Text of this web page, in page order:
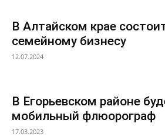
В Алтайском крае
семейному бизнесу
12.07.2024
В Егорьевском районе
мобильный флюорограф
17.03.2023